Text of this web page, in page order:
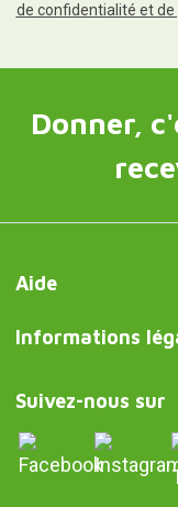
de confidentialité et
Donner,
Aide
Informations
Suivez-nous sur